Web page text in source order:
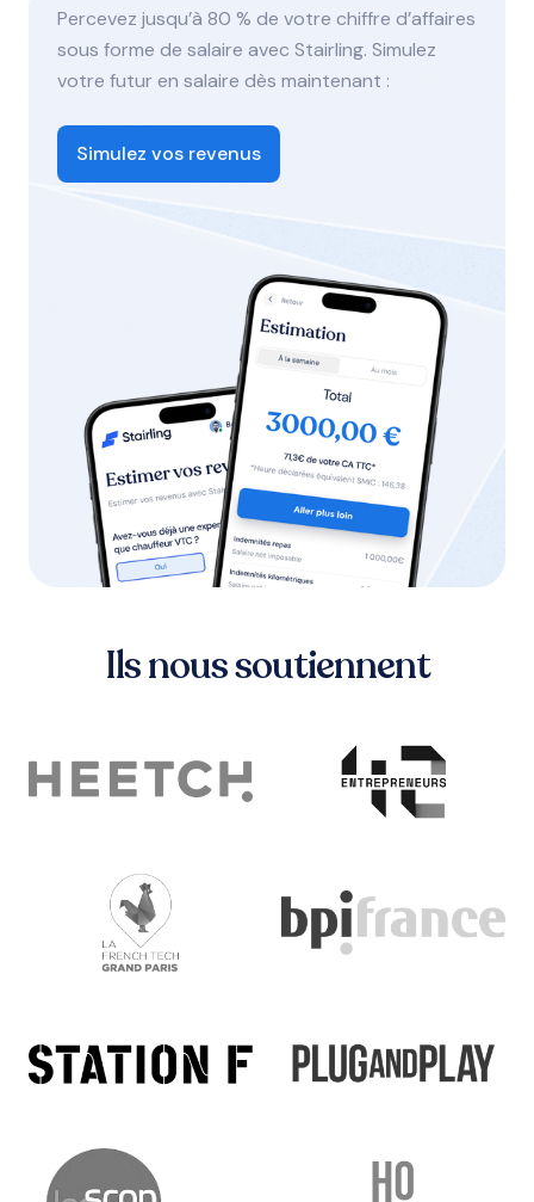
Percevez jusqu’à 80 % de votre chiffre d’affaires
sous forme de salaire avec Stairling. Simulez
votre futur en salaire dès maintenant :
Simulez vos revenus
Ils nous soutiennent